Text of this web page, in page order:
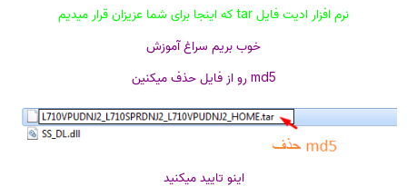
نرم افزار ادیت فایل tar که اینجا برای شما عزیزان قرار میدیم
خوب بریم سراغ آموزش
md5 رو از فایل حذف میکنین
اینو تایید میکنید